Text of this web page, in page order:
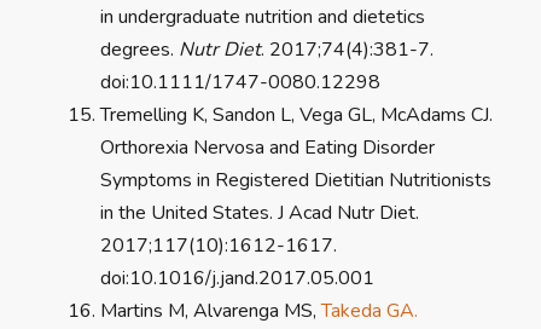
in undergraduate nutrition and dietetics
degrees. Nutr Diet. 2017;74(4):381-7.
doi:10.1111/1747-0080.12298
Tremelling K, Sandon L, Vega GL, McAdams CJ.
Orthorexia Nervosa and Eating Disorder
Symptoms in Registered Dietitian Nutritionists
in the United States. J Acad Nutr Diet.
2017;117(10):1612-1617.
doi:10.1016/j.jand.2017.05.001
Martins M, Alvarenga MS,Takeda GA.